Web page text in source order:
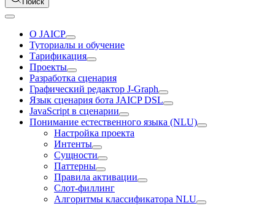
О JAICP
Туториалы и обучение
Тарификация
Проекты
Разработка сценария
Графический редактор J‑Graph
Язык сценария бота JAICP DSL
JavaScript в сценарии
Понимание естественного языка (NLU)
Настройка проекта
Интенты
Сущности
Паттерны
Правила активации
Слот-филлинг
Алгоритмы классификатора NLU